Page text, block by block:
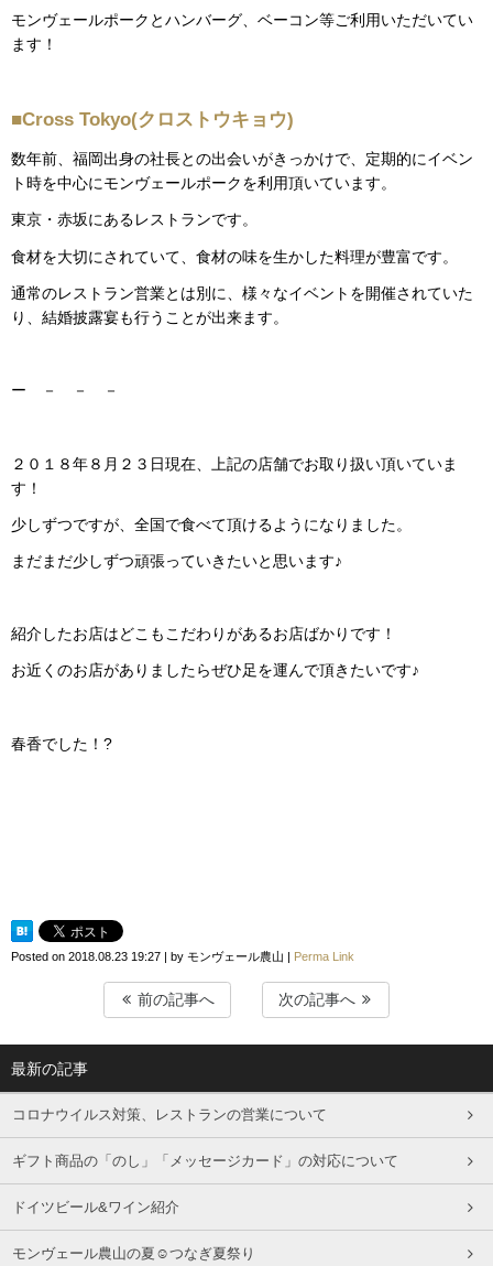
モンヴェールポークとハンバーグ、ベーコン等ご利用いただいてい
ます！
■Cross Tokyo(クロストウキョウ)
数年前、福岡出身の社長との出会いがきっかけで、定期的にイベン
ト時を中心にモンヴェールポークを利用頂いています。
東京・赤坂にあるレストランです。
食材を大切にされていて、食材の味を生かした料理が豊富です。
通常のレストラン営業とは別に、様々なイベントを開催されていた
り、結婚披露宴も行うことが出来ます。
ー － － －
２０１８年８月２３日現在、上記の店舗でお取り扱い頂いていま
す！
少しずつですが、全国で食べて頂けるようになりました。
まだまだ少しずつ頑張っていきたいと思います♪
紹介したお店はどこもこだわりがあるお店ばかりです！
お近くのお店がありましたらぜひ足を運んで頂きたいです♪
春香でした！?
Posted on 2018.08.23 19:27 by モンヴェール農山 Perma Link
前の記事へ 次の記事へ
最新の記事
コロナウイルス対策、レストランの営業について
ギフト商品の「のし」「メッセージカード」の対応について
ドイツビール&ワイン紹介
モンヴェール農山の夏☺つなぎ夏祭り